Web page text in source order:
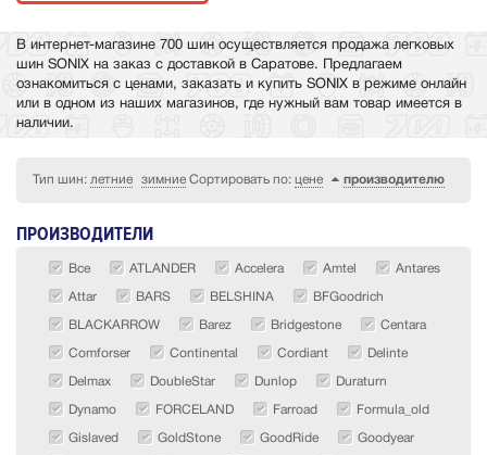
В интернет-магазине 700 шин осуществляется продажа легковых
шин SONIX на заказ с доставкой в Саратове. Предлагаем
ознакомиться с ценами, заказать и купить SONIX в режиме онлайн
или в одном из наших магазинов, где нужный вам товар имеется в
наличии.
Тип шин: летние зимние Сортировать по: цене производителю
ПРОИЗВОДИТЕЛИ
Все ATLANDER Accelera Amtel Antares
Attar BARS BELSHINA BFGoodrich
BLACKARROW Barez Bridgestone Centara
Comforser Continental Cordiant Delinte
Delmax DoubleStar Dunlop Duraturn
Dynamo FORCELAND Farroad Formula_old
Gislaved GoldStone GoodRide Goodyear